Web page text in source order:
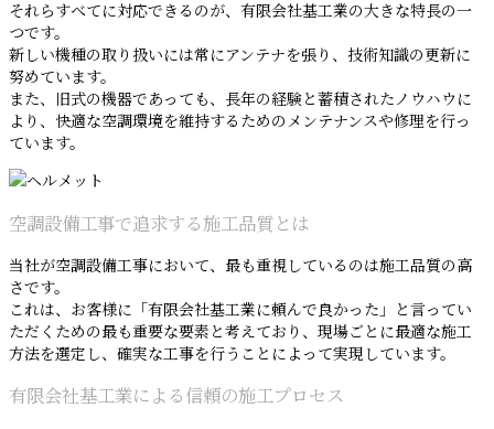
それらすべてに対応できるのが、有限会社基工業の大きな特長の一
つです。
新しい機種の取り扱いには常にアンテナを張り、技術知識の更新に
努めています。
また、旧式の機器であっても、長年の経験と蓄積されたノウハウに
より、快適な空調環境を維持するためのメンテナンスや修理を行っ
ています。
空調設備工事で追求する施工品質とは
当社が空調設備工事において、最も重視しているのは施工品質の高
さです。
これは、お客様に「有限会社基工業に頼んで良かった」と言ってい
ただくための最も重要な要素と考えており、現場ごとに最適な施工
方法を選定し、確実な工事を行うことによって実現しています。
有限会社基工業による信頼の施工プロセス